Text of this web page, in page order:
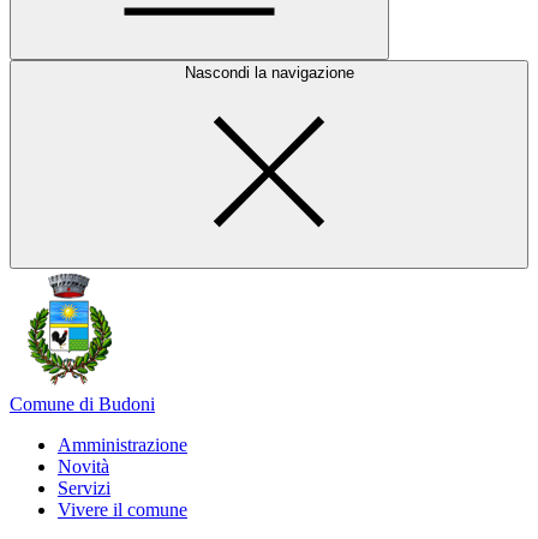
Nascondi la navigazione
Comune di Budoni
Amministrazione
Novità
Servizi
Vivere il comune